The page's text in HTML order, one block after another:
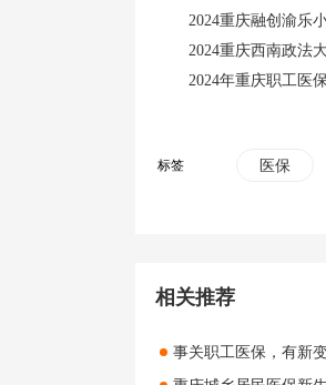
2024重庆融创渝乐
2024重庆西南政法
2024年重庆职工医
标签 医保
相关推荐
事关职工医保，有新变